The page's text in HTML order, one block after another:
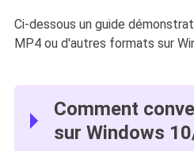
Ci-dessous un guide
MP4 ou d'autres formats sur
Comment
sur Windows